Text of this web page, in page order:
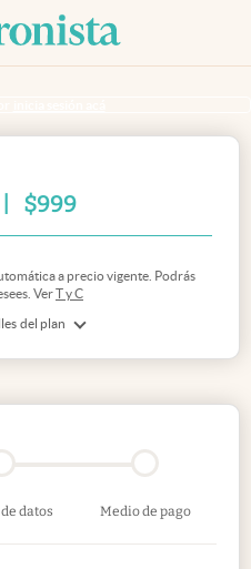
$999
del plan
a precio vigente. Podrás
VerT y C
datos Medio de pago